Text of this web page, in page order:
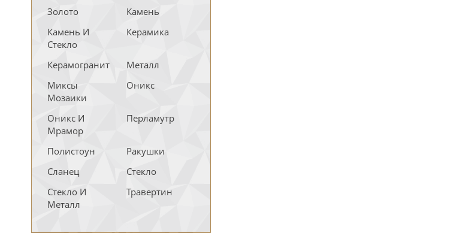
Золото
Камень
Камень И
Стекло
Керамика
Керамогранит
Металл
Миксы
Мозаики
Оникс
Оникс И
Мрамор
Перламутр
Полистоун
Ракушки
Сланец
Стекло
Стекло И
Металл
Травертин